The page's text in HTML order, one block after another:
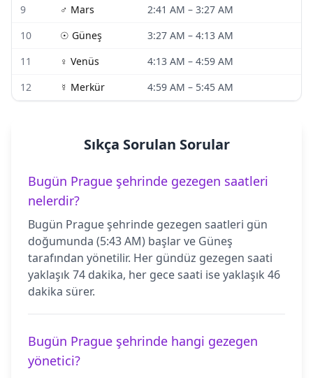
9 ♂ Mars 2:41 AM – 3:27 AM
10
☉ Güneş 3:27 AM – 4:13 AM
11
♀ Venüs 4:13 AM – 4:59 AM
12
☿ Merkür 4:59 AM – 5:45 AM
Sıkça Sorulan Sorular
Bugün Prague şehrinde gezegen saatleri
nelerdir?
Bugün Prague şehrinde gezegen saatleri gün
doğumunda (5:43 AM) başlar ve Güneş
tarafından yönetilir. Her gündüz gezegen saati
yaklaşık 74 dakika, her gece saati ise yaklaşık 46
dakika sürer.
Bugün Prague şehrinde hangi gezegen
yönetici?